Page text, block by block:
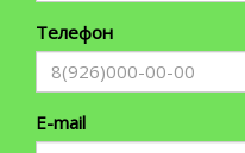
Телефон
E-mail